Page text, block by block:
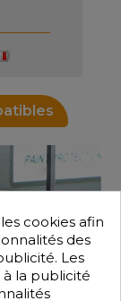
cookies afin
des
Les
à la publicité